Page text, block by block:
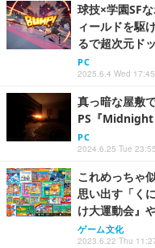
球技×学園SF
ィールドを駆
るで超次元ド
PC
2025.6.4 Wed 17:45
真っ暗な屋敷
PS『
PC
2024.6.25 Tue 23:55
これめっちゃ
思い出す「く
け大運動会』
ゲーム文化
2023.6.22 Thu